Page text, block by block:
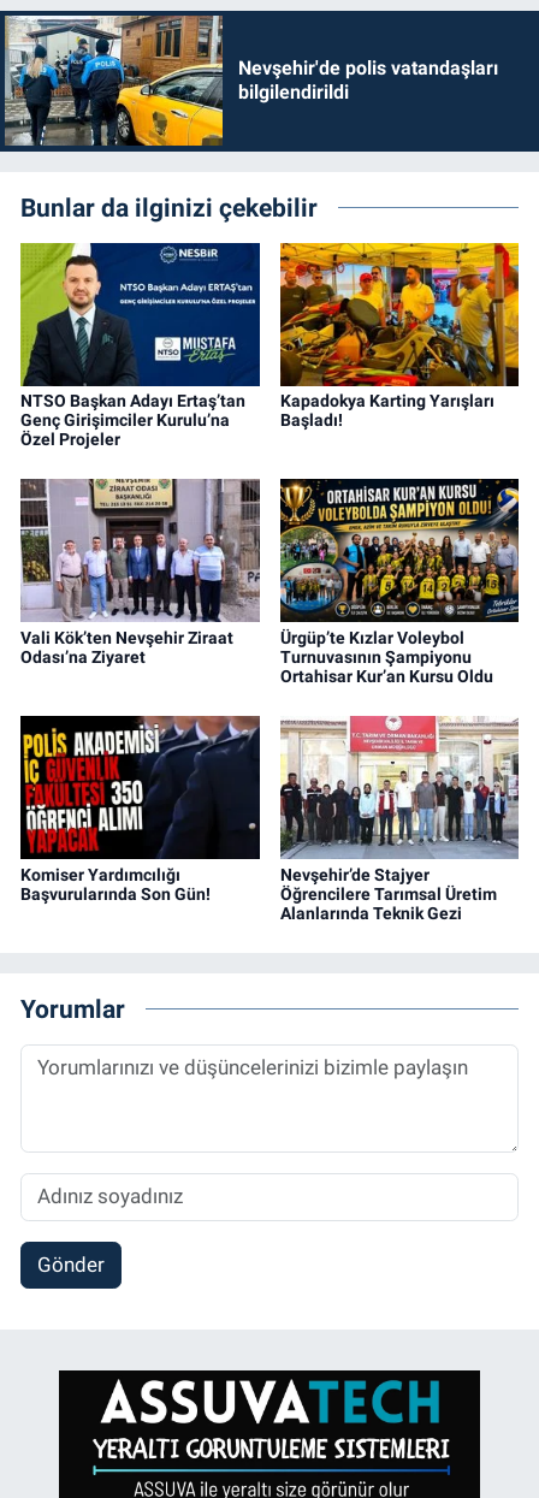
Nevşehir'de polis vatandaşları
bilgilendirildi
Bunlar da ilginizi çekebilir
NTSO Başkan Adayı Ertaş’tan
Genç Girişimciler Kurulu’na
Özel Projeler
Kapadokya Karting Yarışları
Başladı!
Vali Kök’ten Nevşehir Ziraat
Odası’na Ziyaret
Ürgüp’te Kızlar Voleybol
Turnuvasının Şampiyonu
Ortahisar Kur’an Kursu Oldu
Komiser Yardımcılığı
Başvurularında Son Gün!
Nevşehir’de Stajyer
Öğrencilere Tarımsal Üretim
Alanlarında Teknik Gezi
Yorumlar
Gönder